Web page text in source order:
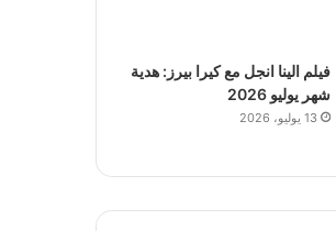
فيلم الينا انجل مع كيرا بيرز: هدية
شهر يوليو 2026
13 يوليو، 2026